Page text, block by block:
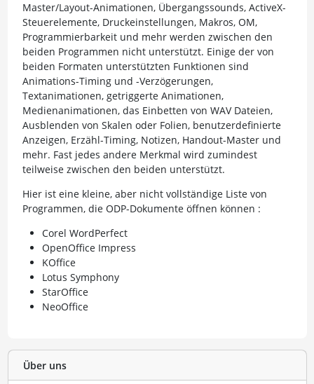
Master/Layout-Animationen, Übergangssounds, ActiveX-
Steuerelemente, Druckeinstellungen, Makros, OM,
Programmierbarkeit und mehr werden zwischen den
beiden Programmen nicht unterstützt. Einige der von
beiden Formaten unterstützten Funktionen sind
Animations-Timing und -Verzögerungen,
Textanimationen, getriggerte Animationen,
Medienanimationen, das Einbetten von WAV Dateien,
Ausblenden von Skalen oder Folien, benutzerdefinierte
Anzeigen, Erzähl-Timing, Notizen, Handout-Master und
mehr. Fast jedes andere Merkmal wird zumindest
teilweise zwischen den beiden unterstützt.
Hier ist eine kleine, aber nicht vollständige Liste von
Programmen, die ODP-Dokumente öffnen können :
Corel WordPerfect
OpenOffice Impress
KOffice
Lotus Symphony
StarOffice
NeoOffice
Über uns